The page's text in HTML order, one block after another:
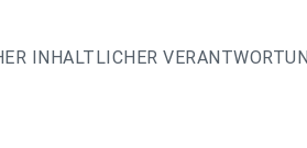
INHALTLICHER